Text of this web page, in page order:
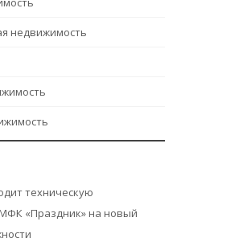
недвижимость
техническую
«Праздник» на новый